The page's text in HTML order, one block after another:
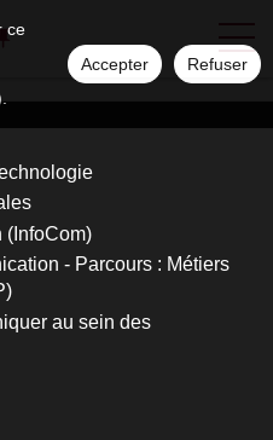
ce
Accepter Refuser
(InfoCom)
- Parcours : Métiers
au sein des